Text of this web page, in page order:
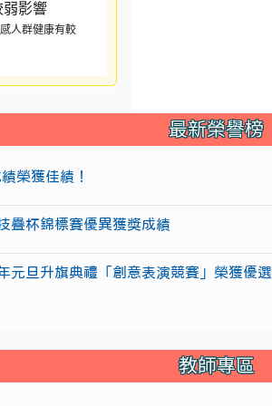
人群健康有較
最新榮譽榜
榮獲佳績！
杯錦標賽優異獲獎成績
旦升旗典禮「創意表演競賽」榮獲優選
教師專區